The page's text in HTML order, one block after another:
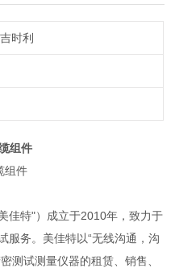
时利
组件
组件
佳特"）成立于2010年，致力于
服务。美佳特以“无线沟通，沟
测试测量仪器的租赁、销售、